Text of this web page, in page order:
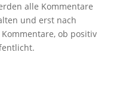
alle Kommentare
und erst nach
ob positiv